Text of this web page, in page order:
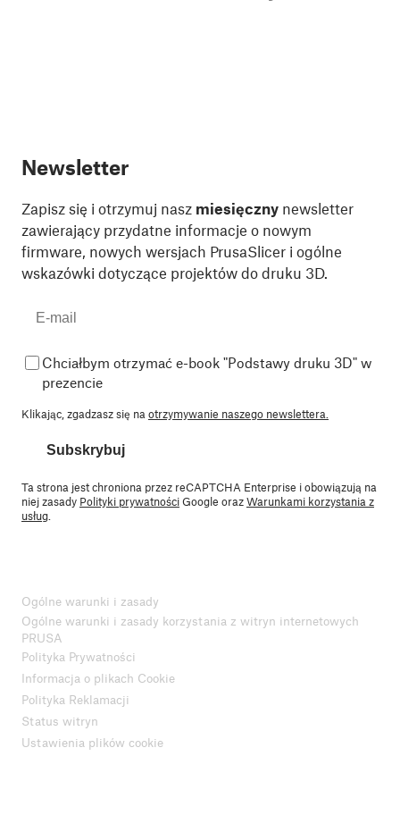
Newsletter
Zapisz się i otrzymuj nasz miesięczny newsletter
zawierający przydatne informacje o nowym
firmware, nowych wersjach PrusaSlicer i ogólne
wskazówki dotyczące projektów do druku 3D.
Chciałbym otrzymać e-book "Podstawy druku 3D" w
prezencie
Klikając, zgadzasz się na otrzymywanie naszego newslettera.
Subskrybuj
Ta strona jest chroniona przez reCAPTCHA Enterprise i obowiązują na
niej zasady Polityki prywatnościGoogle orazWarunkami korzystania z
usług
Ogólne warunki i zasady
Ogólne warunki i zasady korzystania z witryn internetowych
PRUSA
Polityka Prywatności
Informacja o plikach Cookie
Polityka Reklamacji
Status witryn
Ustawienia plików cookie